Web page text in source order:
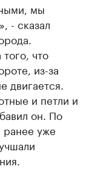
мы
- сказал
что
из-за
двигается.
и петли и
он. По
уже